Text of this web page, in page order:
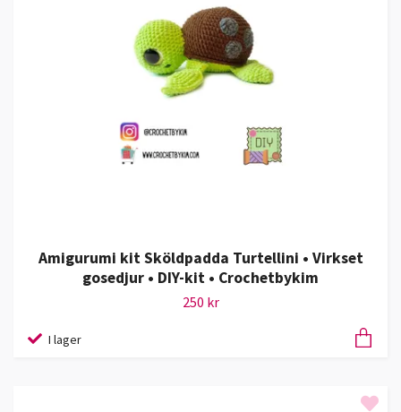
Amigurumi kit Sköldpadda Turtellini • Virkset
gosedjur • DIY-kit • Crochetbykim
250 kr
I lager